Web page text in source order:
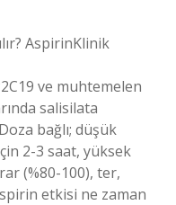
AspirinKlinik
ve muhtemelen
salisilata
bağlı; düşük
2-3 saat, yüksek
(%80-100), ter,
etkisi ne zaman